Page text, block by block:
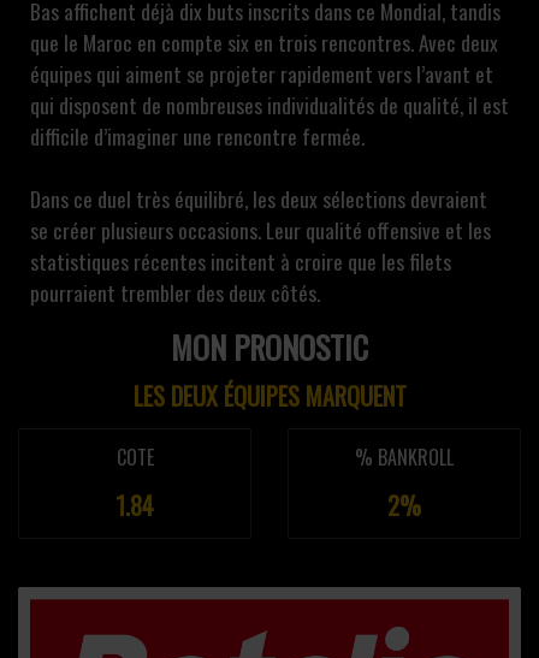
Bas affichent déjà dix buts inscrits dans ce Mondial, tandis
que le Maroc en compte six en trois rencontres. Avec deux
équipes qui aiment se projeter rapidement vers l’avant et
qui disposent de nombreuses individualités de qualité, il est
difficile d’imaginer une rencontre fermée.
Dans ce duel très équilibré, les deux sélections devraient
se créer plusieurs occasions. Leur qualité offensive et les
statistiques récentes incitent à croire que les filets
pourraient trembler des deux côtés.
MON PRONOSTIC
LES DEUX ÉQUIPES MARQUENT
COTE
1.84
% BANKROLL
2%